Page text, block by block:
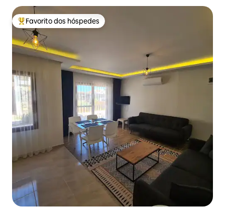
Favoritos dos hóspedes mais apreciados
Favorito dos hóspedes